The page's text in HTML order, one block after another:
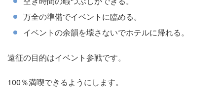
万全の準備でイベントに臨める。
イベントの余韻を壊さないでホテルに帰れる。
遠征の目的はイベント参戦です。
100％満喫できるようにします。